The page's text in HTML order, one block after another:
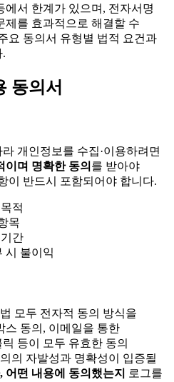
에서 한계가 있으며, 전자서명
제를 효과적으로 해결할 수
요 동의서 유형별 법적 요건과
.
동의서
개인정보를 수집·이용하려면
이며 명확한 동의 를 받아야
이 반드시 포함되어야 합니다.
적
목
간
시 불이익
모두 전자적 동의 방식을
스 동의, 이메일을 통한
등이 모두 유효한 동의
의 자발성과 명확성이 입증될
어떤 내용에 동의했는지
로그를